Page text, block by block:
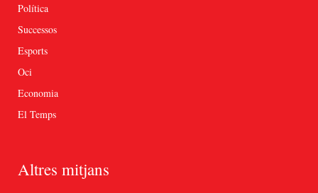
Política
Successos
Esports
Oci
Economia
El Temps
Altres mitjans